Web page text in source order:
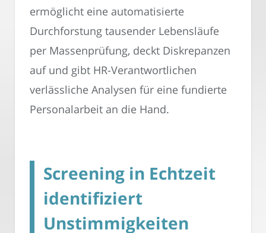
ermöglicht eine automatisierte
Durchforstung tausender Lebensläufe
per Massenprüfung, deckt Diskrepanzen
auf und gibt HR-Verantwortlichen
verlässliche Analysen für eine fundierte
Personalarbeit an die Hand.
Screening in Echtzeit
identifiziert
Unstimmigkeiten